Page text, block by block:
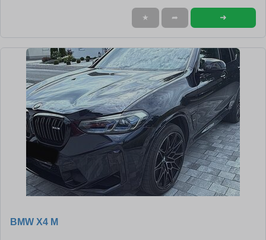
★ ➦ ➜
BMW X4 M